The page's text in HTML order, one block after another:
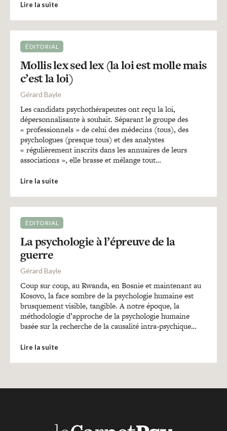
ÉDITORIAL
Mollis lex sed lex (la loi est molle mais
c’est la loi)
Gérard Bayle
Les candidats psychothérapeutes ont reçu la loi,
dépersonnalisante à souhait. Séparant le groupe des
« professionnels » de celui des médecins (tous), des
psychologues (presque tous) et des analystes
« régulièrement inscrits dans les annuaires de leurs
associations », elle brasse et mélange tout…
Lire la suite
Lire la suite
ÉDITORIAL
La psychologie à l’épreuve de la
guerre
Gérard Bayle
Coup sur coup, au Rwanda, en Bosnie et maintenant au
Kosovo, la face sombre de la psychologie humaine est
brusquement visible, tangible. A notre époque, la
méthodologie d’approche de la psychologie humaine
basée sur la recherche de la causalité intra-psychique…
Lire la suite